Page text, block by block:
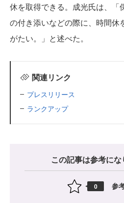
休を取得できる。成光氏は、「
の付き添いなどの際に、時間休
がたい。」と述べた。
関連リンク
プレスリリース
ランクアップ
この記事は参考にな
0 参